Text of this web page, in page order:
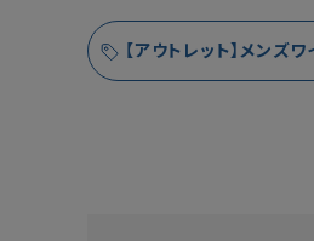
【アウトレット】メンズ